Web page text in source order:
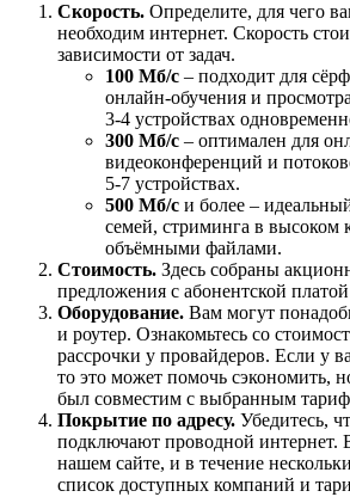
Скорость. Определите, для чего
необходим интернет. Скорость
зависимости от задач.
100 Мб/с – подходит для
онлайн-обучения и
3-4 устройствах
300 Мб/с – оптимален для
видеоконференций и
5-7 устройствах.
500 Мб/с и более –
семей, стриминга в высоком
объёмными файлами.
Стоимость. Здесь собраны
предложения с абонентской
Оборудование. Вам могут
и роутер. Ознакомьтесь со
рассрочки у провайдеров. Если у
то это может помочь сэкономить,
был совместим с выбранным
Покрытие по адресу. Убедитесь,
подключают проводной интернет.
нашем сайте, и в течение
список доступных компаний и